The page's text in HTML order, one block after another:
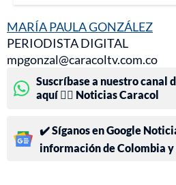
MARÍA PAULA GONZÁLEZ
PERIODISTA DIGITAL
mpgonzal@caracoltv.com.co
Suscríbase a nuestro canal
aquí 👉🏻 Noticias Caracol
✔️ Síganos en Google
información de Colombia y